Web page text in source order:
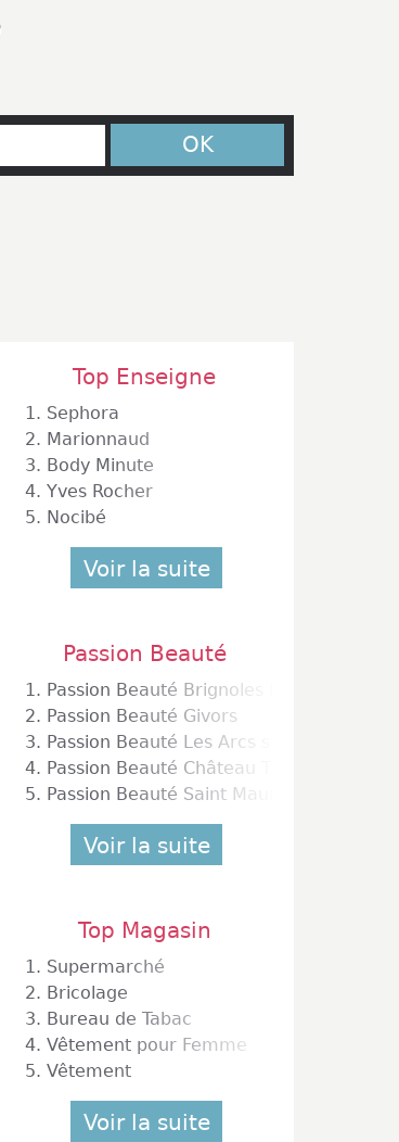
OK
Top Enseigne
1. Sephora
2. Marionnaud
3. Body Minute
4. Yves Rocher
5. Nocibé
Voir la suite
Passion Beauté
1. Passion Beauté Brignoles Leclerc
2. Passion Beauté Givors
3. Passion Beauté Les Arcs sur Argens
4. Passion Beauté Château Thierry
5. Passion Beauté Saint Maur des Fossés
Voir la suite
Top Magasin
1. Supermarché
2. Bricolage
3. Bureau de Tabac
4. Vêtement pour Femme
5. Vêtement
Voir la suite